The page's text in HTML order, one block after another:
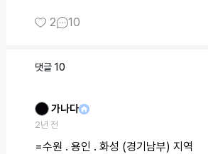
2 10
댓글 10
가나다
2년 전
=수원 . 용인 . 화성 (경기남부) 지역